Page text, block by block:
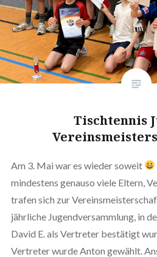
Tischtennis
Am 3. Mai war es wieder soweit
mindestens genauso viele Eltern,
trafen sich zur
jährliche Jugendversammlung, in
David E. als Vertreter bestätigt
Vertreter wurde Anton gewählt.